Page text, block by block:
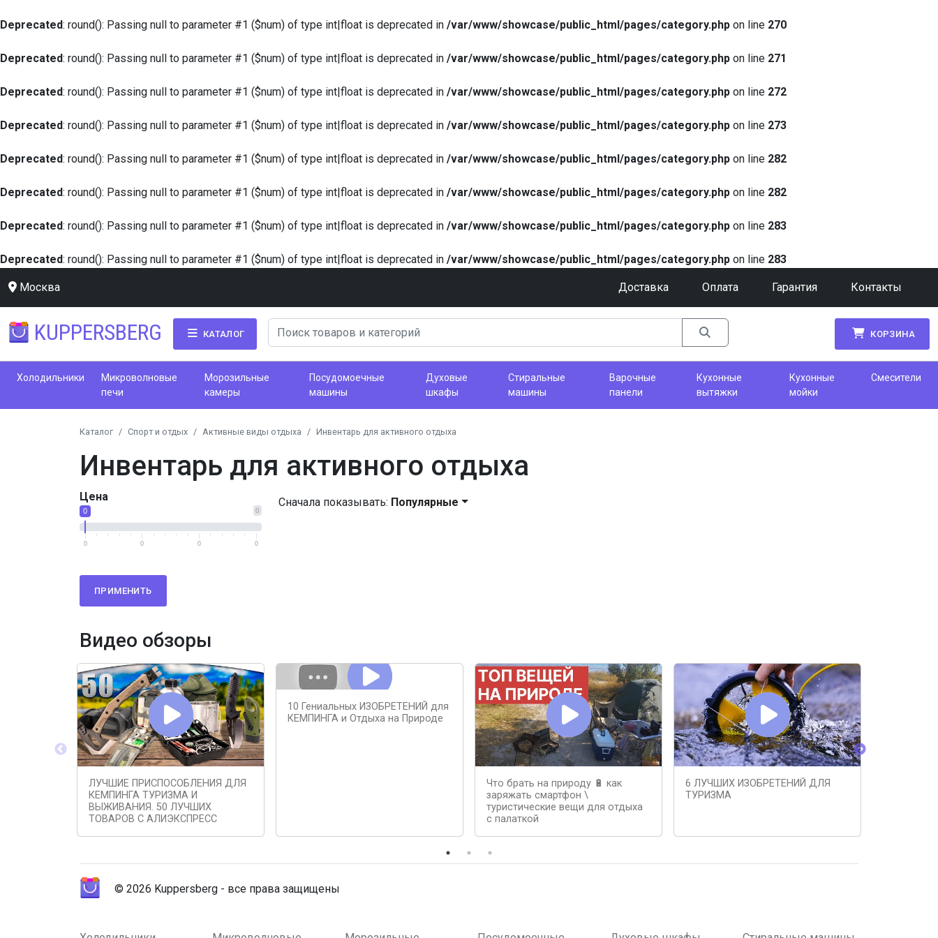
Deprecated: round(): Passing null to parameter #1 ($num) of type int|float is deprecated in /var/www/showcase/public_html/pages/category.php on line 270
Deprecated: round(): Passing null to parameter #1 ($num) of type int|float is deprecated in /var/www/showcase/public_html/pages/category.php on line 271
Deprecated: round(): Passing null to parameter #1 ($num) of type int|float is deprecated in /var/www/showcase/public_html/pages/category.php on line 272
Deprecated: round(): Passing null to parameter #1 ($num) of type int|float is deprecated in /var/www/showcase/public_html/pages/category.php on line 273
Deprecated: round(): Passing null to parameter #1 ($num) of type int|float is deprecated in /var/www/showcase/public_html/pages/category.php on line 282
Deprecated: round(): Passing null to parameter #1 ($num) of type int|float is deprecated in /var/www/showcase/public_html/pages/category.php on line 282
Deprecated: round(): Passing null to parameter #1 ($num) of type int|float is deprecated in /var/www/showcase/public_html/pages/category.php on line 283
Deprecated: round(): Passing null to parameter #1 ($num) of type int|float is deprecated in /var/www/showcase/public_html/pages/category.php on line 283
Москва Доставка Оплата Гарантия Контакты
KUPPERSBERG КАТАЛОГ КОРЗИНА
Холодильники
Микроволновые
печи
Морозильные
камеры
Посудомоечные
машины
Духовые
шкафы
Стиральные
машины
Варочные
панели
Кухонные
вытяжки
Кухонные
мойки
Смесители
Каталог Спорт и отдых Активные виды отдыха Инвентарь для активного отдыха
Инвентарь для активного отдыха
Цена
0
0
0 0 0 0
ПРИМЕНИТЬ
Сначала показывать: Популярные
Видео обзоры
ЛУЧШИЕ ПРИСПОСОБЛЕНИЯ ДЛЯ
КЕМПИНГА ТУРИЗМА И
ВЫЖИВАНИЯ. 50 ЛУЧШИХ
ТОВАРОВ С АЛИЭКСПРЕСС
10 Гениальных ИЗОБРЕТЕНИЙ для
КЕМПИНГА и Отдыха на Природе
Что брать на природу 🔋 как
заряжать смартфон \
туристические вещи для отдыха
с палаткой
6 ЛУЧШИХ ИЗОБРЕТЕНИЙ ДЛЯ
ТУРИЗМА
© 2026 Kuppersberg - все права защищены